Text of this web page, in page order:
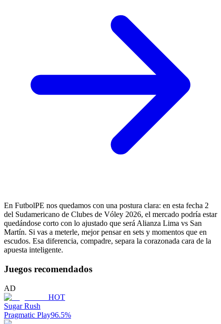
En FutbolPE nos quedamos con una postura clara: en esta fecha 2
del Sudamericano de Clubes de Vóley 2026, el mercado podría estar
quedándose corto con lo ajustado que será Alianza Lima vs San
Martín. Si vas a meterle, mejor pensar en sets y momentos que en
escudos. Esa diferencia, compadre, separa la corazonada cara de la
apuesta inteligente.
Juegos recomendados
AD
HOT
Sugar Rush
Pragmatic Play96.5%